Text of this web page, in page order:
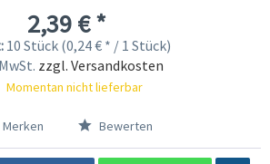
2,39 € *
10 Stück (0,24 € * / 1 Stück)
zzgl. Versandkosten
Momentan nicht lieferbar
Merken Bewerten